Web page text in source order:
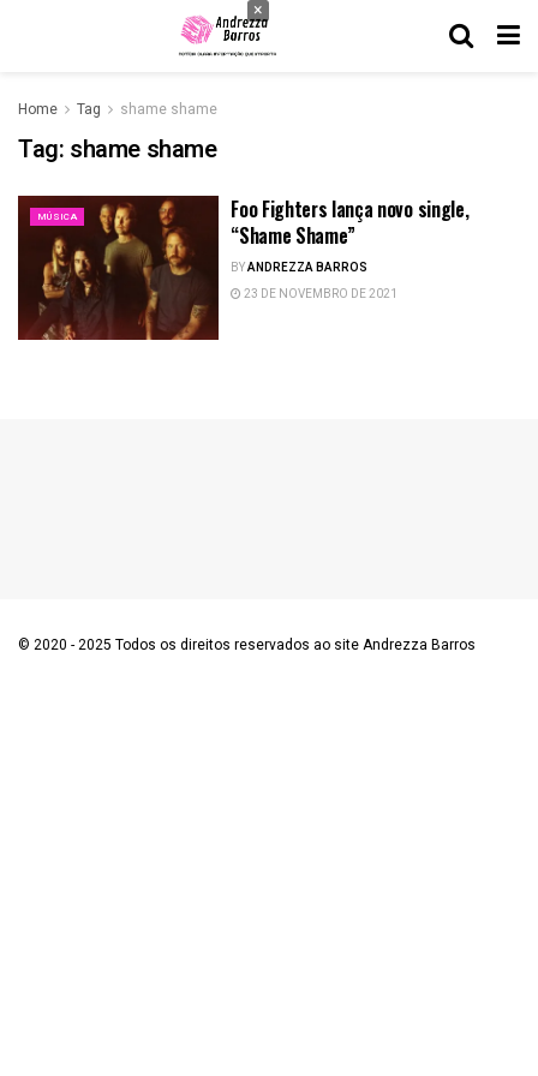
Home Tag shame shame
Tag: shame shame
MÚSICA
Foo Fighters lança novo single,
“Shame Shame”
BYANDREZZA BARROS
23 DE NOVEMBRO DE 2021
© 2020 - 2025 Todos os direitos reservados ao site Andrezza Barros
×